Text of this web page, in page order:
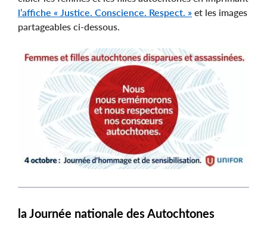
l’affiche « Justice. Conscience. Respect. » et les images
partageables ci-dessous.
la Journée nationale des Autochtones